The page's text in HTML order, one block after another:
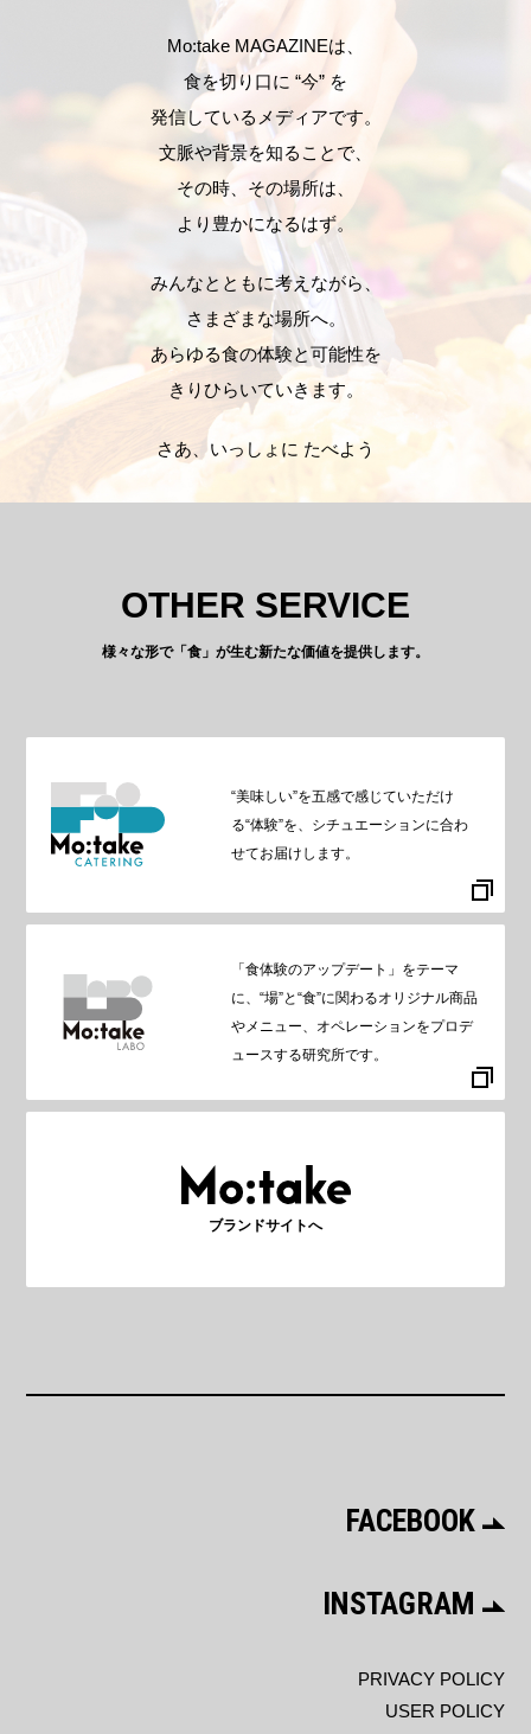
Mo:take MAGAZINEは、
食を切り口に “今” を
発信しているメディアです。
文脈や背景を知ることで、
その時、その場所は、
より豊かになるはず。
みんなとともに考えながら、
さまざまな場所へ。
あらゆる食の体験と可能性を
きりひらいていきます。
さあ、いっしょに たべよう
OTHER SERVICE
様々な形で「食」が生む新たな価値を提供します。
“美味しい”を五感で感じていただけ
る“体験”を、シチュエーションに合わ
せてお届けします。
「食体験のアップデート」をテーマ
に、“場”と“食”に関わるオリジナル商品
やメニュー、オペレーションをプロデ
ュースする研究所です。
ブランドサイトへ
FACEBOOK
INSTAGRAM
PRIVACY POLICY
USER POLICY